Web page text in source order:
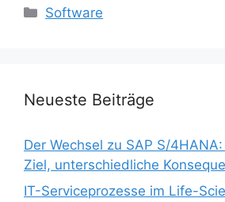
Kategorien
Software
Neueste Beiträge
Der Wechsel zu SAP S/
Ziel, unterschiedliche
IT-Serviceprozesse im Life-